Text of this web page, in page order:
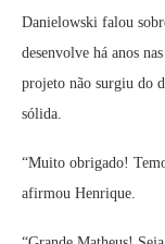
Danielowski falou
desenvolve há anos
projeto não surgiu do
sólida.
“Muito obrigado!
afirmou Henrique.